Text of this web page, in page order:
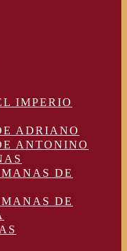
IMPERIO
ADRIANO
ANTONINO
DE
DE